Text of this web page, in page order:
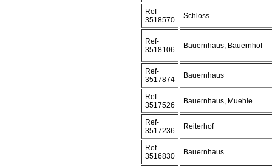
Ref-
3518570
Schloss
Ref-
3518106
Bauernhaus, Bauernhof
Ref-
3517874
Bauernhaus
Ref-
3517526
Bauernhaus, Muehle
Ref-
3517236
Reiterhof
Ref-
3516830
Bauernhaus